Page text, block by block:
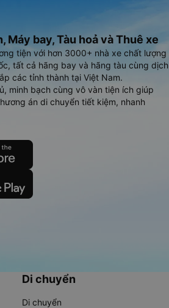
Máy bay, Tàu hoả và Thuê xe
tiện với hơn 3000+ nhà xe chất lượng
tất cả hãng bay và hãng tàu cùng dịch
các tỉnh thành tại Việt Nam.
minh bạch cùng vô vàn tiện ích giúp
án di chuyển tiết kiệm, nhanh
Di chuyển
Di chuyển